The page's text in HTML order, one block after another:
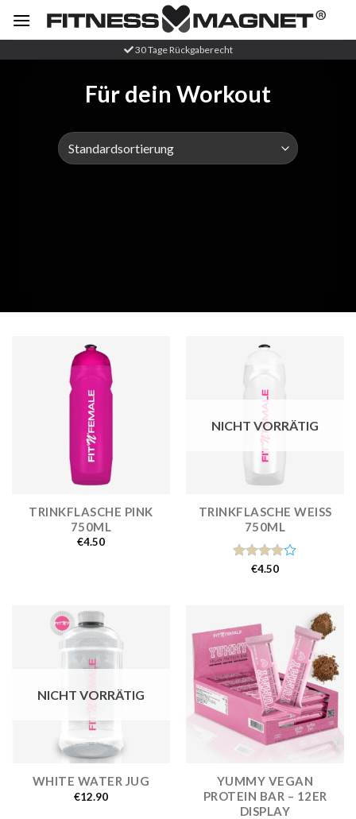
Inhalt
30 Tage Rückgaberecht
Für dein Workout
TRINKFLASCHE PINK
750ML
€4.50
NICHT VORRÄTIG
TRINKFLASCHE WEISS
750ML
Bewertet
€4.50
NICHT VORRÄTIG
WHITE WATER JUG
€12.90
YUMMY VEGAN
PROTEIN BAR – 12ER
DISPLAY